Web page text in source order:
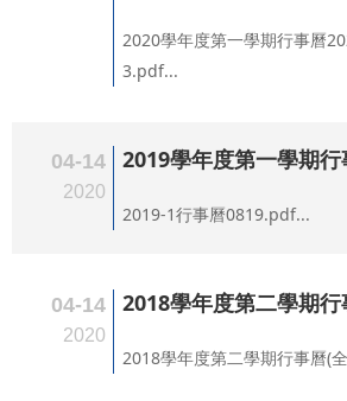
2020學年度第一學期行事曆
3.pdf...
04-14
2020
2019學年度第一學期行
2019-1行事曆0819.pdf...
04-14
2020
2018學年度第二學期行
2018學年度第二學期行事曆(